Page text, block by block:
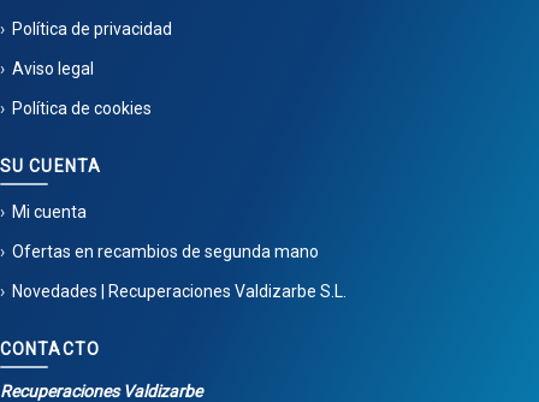
Política de privacidad
Aviso legal
Política de cookies
SU CUENTA
Mi cuenta
Ofertas en recambios de segunda mano
Novedades | Recuperaciones Valdizarbe S.L.
CONTACTO
Recuperaciones Valdizarbe